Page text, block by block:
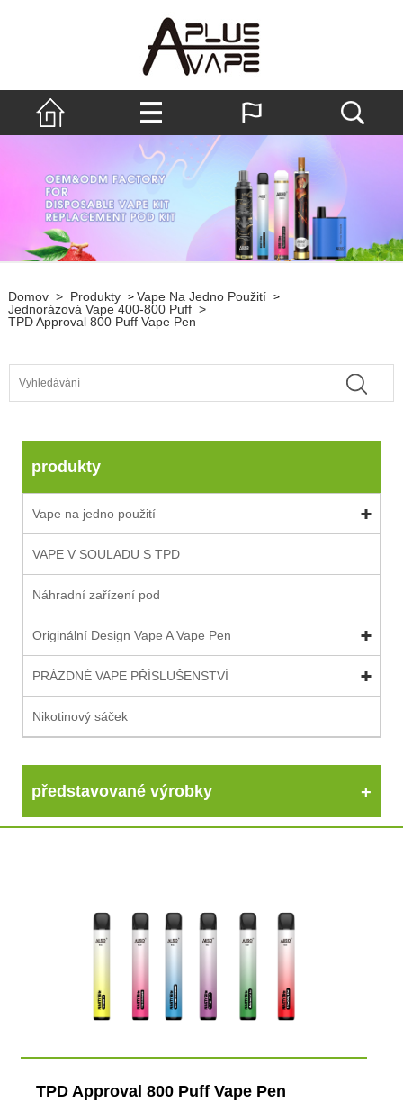
Domov > Produkty > Vape Na Jedno Použití >
Jednorázová Vape 400-800 Puff >
TPD Approval 800 Puff Vape Pen
produkty
Vape na jedno použití
VAPE V SOULADU S TPD
Náhradní zařízení pod
Originální Design Vape A Vape Pen
PRÁZDNÉ VAPE PŘÍSLUŠENSTVÍ
Nikotinový sáček
představované výrobky
TPD Approval 800 Puff Vape Pen